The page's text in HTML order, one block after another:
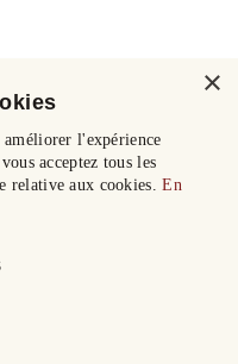
×
l'expérience
acceptez tous les
relative aux cookies.En